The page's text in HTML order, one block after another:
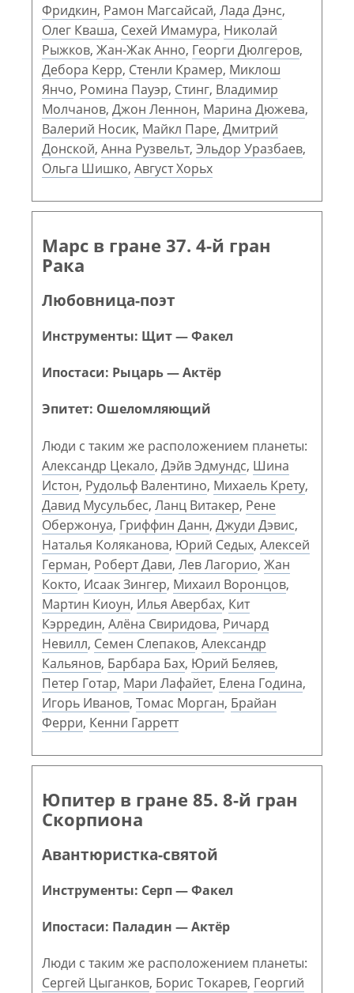
Фридкин, Рамон Магсайсай, Лада Дэнс,
Олег Кваша, Сехей Имамура, Николай
Рыжков, Жан-Жак Анно, Георги Дюлгеров,
Дебора Керр, Стенли Крамер, Миклош
Янчо, Ромина Пауэр, Стинг, Владимир
Молчанов, Джон Леннон, Марина Дюжева,
Валерий Носик, Майкл Паре, Дмитрий
Донской, Анна Рузвельт, Эльдор Уразбаев,
Ольга Шишко, Август Хорьх
Марс в гране 37. 4-й гран
Рака
Любовница-поэт
Инструменты: Щит — Факел
Ипостаси: Рыцарь — Актёр
Эпитет: Ошеломляющий
Люди с таким же расположением планеты:
Александр Цекало, Дэйв Эдмундс, Шина
Истон, Рудольф Валентино, Михаель Крету,
Давид Мусульбес, Ланц Витакер, Рене
Обержонуа, Гриффин Данн, Джуди Дэвис,
Наталья Коляканова, Юрий Седых, Алексей
Герман, Роберт Дави, Лев Лагорио, Жан
Кокто, Исаак Зингер, Михаил Воронцов,
Мартин Киоун, Илья Авербах, Кит
Кэрредин, Алёна Свиридова, Ричард
Невилл, Семен Слепаков, Александр
Кальянов, Барбара Бах, Юрий Беляев,
Петер Готар, Мари Лафайет, Елена Година,
Игорь Иванов, Томас Морган, Брайан
Ферри, Кенни Гарретт
Юпитер в гране 85. 8-й гран
Скорпиона
Авантюристка-святой
Инструменты: Серп — Факел
Ипостаси: Паладин — Актёр
Люди с таким же расположением планеты:
Сергей Цыганков, Борис Токарев, Георгий